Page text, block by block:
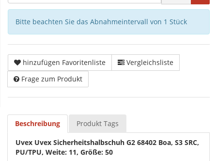
Bitte beachten Sie das Abnahmeintervall von 1 Stück
hinzufügen Favoritenliste
Vergleichsliste
Frage zum Produkt
Beschreibung Produkt Tags
Uvex Uvex Sicherheitshalbschuh G2 68402 Boa, S3 SRC,
PU/TPU, Weite: 11, Größe: 50